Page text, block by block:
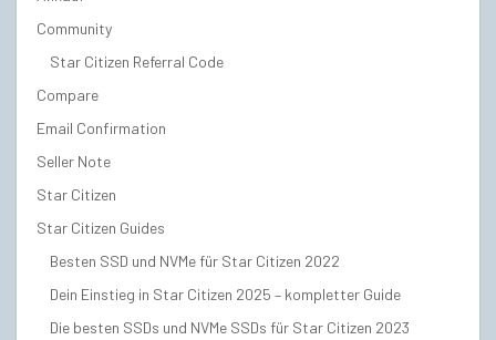
Community
Star Citizen Referral Code
Compare
Email Confirmation
Seller Note
Star Citizen
Star Citizen Guides
Besten SSD und NVMe für Star Citizen 2022
Dein Einstieg in Star Citizen 2025 – kompletter Guide
Die besten SSDs und NVMe SSDs für Star Citizen 2023